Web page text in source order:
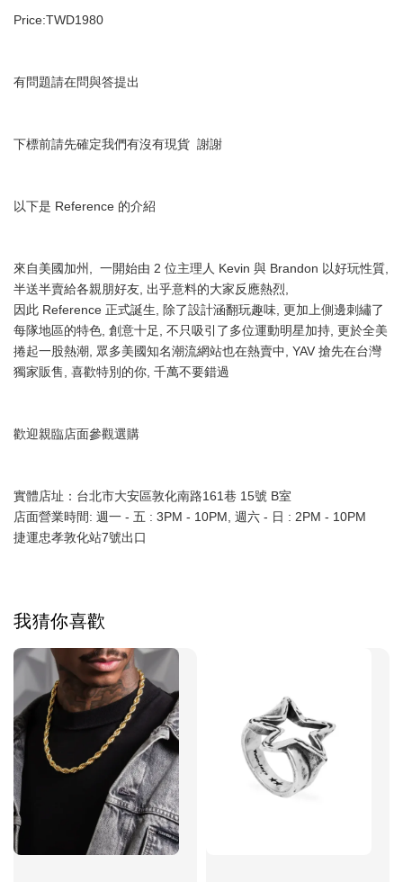
Price:TWD1980
有問題請在問與答提出
下標前請先確定我們有沒有現貨  謝謝
以下是 Reference 的介紹
來自美國加州,  一開始由 2 位主理人 Kevin 與 Brandon 以好玩性質,
半送半賣給各親朋好友, 出乎意料的大家反應熱烈,
因此 Reference 正式誕生, 除了設計涵翻玩趣味, 更加上側邊刺繡了
每隊地區的特色, 創意十足, 不只吸引了多位運動明星加持, 更於全美
捲起一股熱潮, 眾多美國知名潮流網站也在熱賣中, YAV 搶先在台灣
獨家販售, 喜歡特別的你, 千萬不要錯過
歡迎親臨店面參觀選購
實體店址：台北市大安區敦化南路161巷 15號 B室
店面營業時間: 週一 - 五 : 3PM - 10PM, 週六 - 日 : 2PM - 10PM
捷運忠孝敦化站7號出口
我猜你喜歡